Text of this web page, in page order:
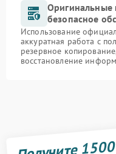
безопасное
Использование
аккуратная работа с
резервное
восстановление
Получите